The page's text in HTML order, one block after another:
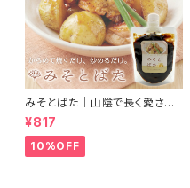
みそとばた｜山陰で長く愛され
続けている錦味噌とバターで料
理に便利なみそバターができま
した
¥817
10%OFF